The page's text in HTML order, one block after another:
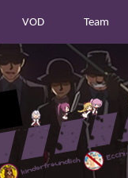
VOD Team